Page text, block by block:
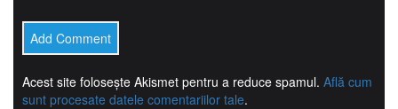
Acest site folosește Akismet pentru a reduce spamul. Află cum
sunt procesate datele comentariilor tale.